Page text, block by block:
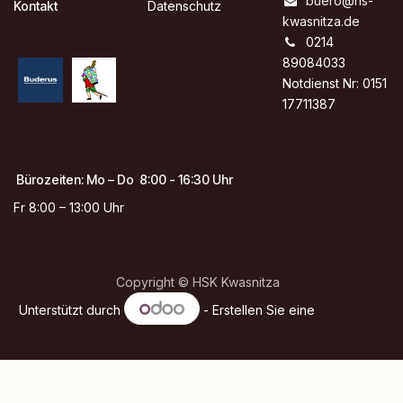
Kontakt Datenschutz
kwasnitza.de
0214
89084033
Notdienst Nr: 0151
17711387
Bürozeiten: Mo – Do 8:00 - 16:30 Uhr
Fr 8:00 – 13:00 Uhr
Copyright © HSK Kwasnitza
Unterstützt durch
- Erstellen Sie eine